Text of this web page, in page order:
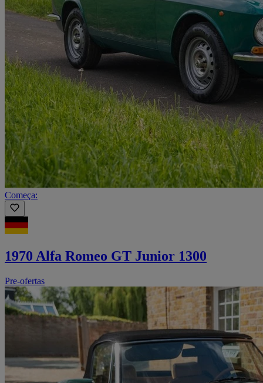
Começa:
1970 Alfa Romeo GT Junior 1300
Pre-ofertas